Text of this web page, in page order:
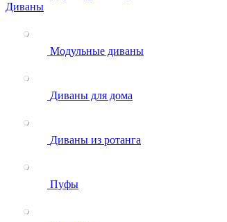
Диваны
Модульные диваны
Диваны для дома
Диваны из ротанга
Пуфы